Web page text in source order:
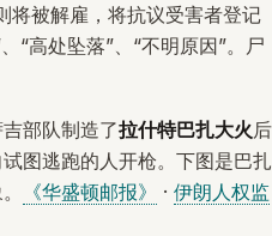
将被解雇，将抗议受害者登记
高处坠落”、“不明原因”。尸
部队制造了拉什特巴扎大火后
图逃跑的人开枪。下图是巴扎
《华盛顿邮报》 · 伊朗人权监